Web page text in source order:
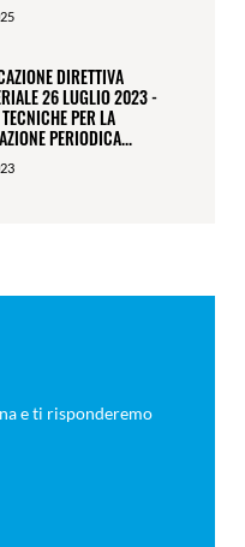
DIRETTIVA
26 LUGLIO 2023 -
PER LA
PERIODICA...
e ti risponderemo